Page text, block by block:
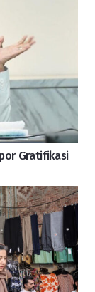
Gratifikasi